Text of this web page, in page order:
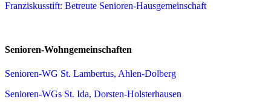
Franziskusstift: Betreute Senioren-Hausgemeinschaft
Senioren-Wohngemeinschaften
Senioren-WG St. Lambertus, Ahlen-Dolberg
Senioren-WGs St. Ida, Dorsten-Holsterhausen